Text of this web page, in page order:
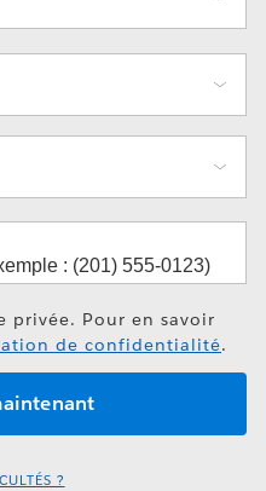
privée. Pour en savoir
de confidentialité.
?